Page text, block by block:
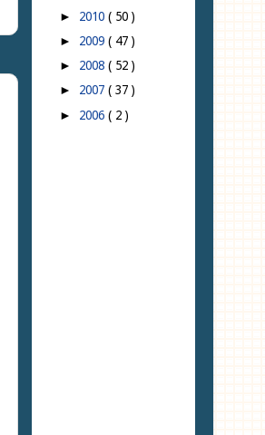
► 2010 ( 50 )
► 2009 ( 47 )
► 2008 ( 52 )
► 2007 ( 37 )
► 2006 ( 2 )